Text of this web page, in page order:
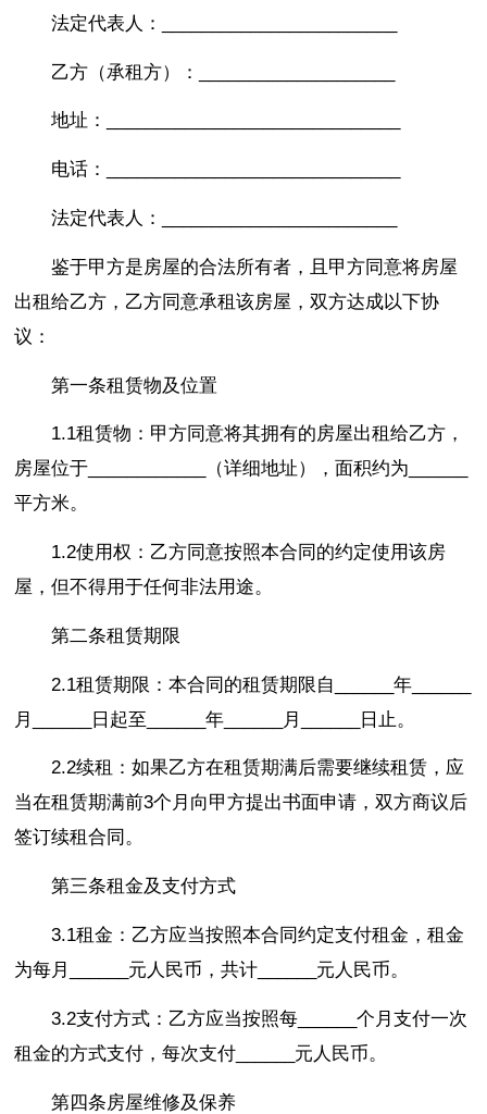
法定代表人：________________________
乙方（承租方）：____________________
地址：______________________________
电话：______________________________
法定代表人：________________________
鉴于甲方是房屋的合法所有者，且甲方同意将房屋
出租给乙方，乙方同意承租该房屋，双方达成以下协
议：
第一条租赁物及位置
1.1租赁物：甲方同意将其拥有的房屋出租给乙方，
房屋位于____________（详细地址），面积约为______
平方米。
1.2使用权：乙方同意按照本合同的约定使用该房
屋，但不得用于任何非法用途。
第二条租赁期限
2.1租赁期限：本合同的租赁期限自______年______
月______日起至______年______月______日止。
2.2续租：如果乙方在租赁期满后需要继续租赁，应
当在租赁期满前3个月向甲方提出书面申请，双方商议后
签订续租合同。
第三条租金及支付方式
3.1租金：乙方应当按照本合同约定支付租金，租金
为每月______元人民币，共计______元人民币。
3.2支付方式：乙方应当按照每______个月支付一次
租金的方式支付，每次支付______元人民币。
第四条房屋维修及保养